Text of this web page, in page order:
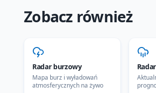
Zobacz również
Radar burzowy
Mapa burz i wyładowań
atmosferycznych na żywo